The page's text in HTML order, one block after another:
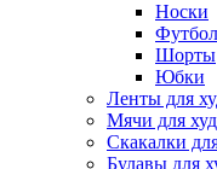
Носки
Шорты
Юбки
Ленты для
Мячи для
Скакалки
Булавы для